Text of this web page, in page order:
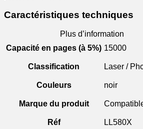
Caractéristiques techniques
Plus d’information
Capacité en pages (à 5%) 15000
Classification Laser /
Couleurs noir
Marque du produit
Réf LL580X